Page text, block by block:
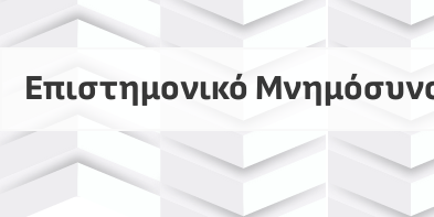
Επιστημονικό